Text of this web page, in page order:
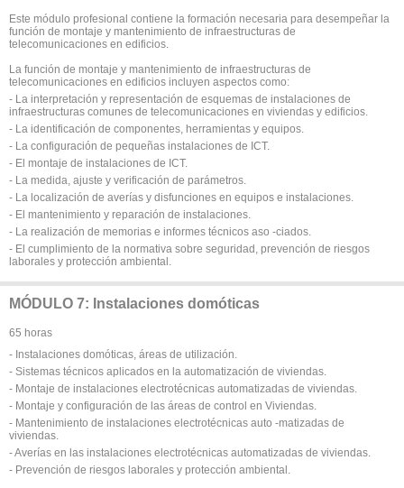
Este módulo profesional contiene la formación necesaria para desempeñar la
función de montaje y mantenimiento de infraestructuras de
telecomunicaciones en edificios.
La función de montaje y mantenimiento de infraestructuras de
telecomunicaciones en edificios incluyen aspectos como:
- La interpretación y representación de esquemas de instalaciones de
infraestructuras comunes de telecomunicaciones en viviendas y edificios.
- La identificación de componentes, herramientas y equipos.
- La configuración de pequeñas instalaciones de ICT.
- El montaje de instalaciones de ICT.
- La medida, ajuste y verificación de parámetros.
- La localización de averías y disfunciones en equipos e instalaciones.
- El mantenimiento y reparación de instalaciones.
- La realización de memorias e informes técnicos aso -ciados.
- El cumplimiento de la normativa sobre seguridad, prevención de riesgos
laborales y protección ambiental.
MÓDULO 7: Instalaciones domóticas
65 horas
- Instalaciones domóticas, áreas de utilización.
- Sistemas técnicos aplicados en la automatización de viviendas.
- Montaje de instalaciones electrotécnicas automatizadas de viviendas.
- Montaje y configuración de las áreas de control en Viviendas.
- Mantenimiento de instalaciones electrotécnicas auto -matizadas de
viviendas.
- Averías en las instalaciones electrotécnicas automatizadas de viviendas.
- Prevención de riesgos laborales y protección ambiental.